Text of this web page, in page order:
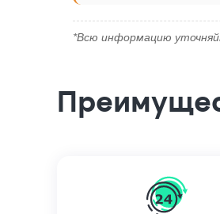
*Всю информацию